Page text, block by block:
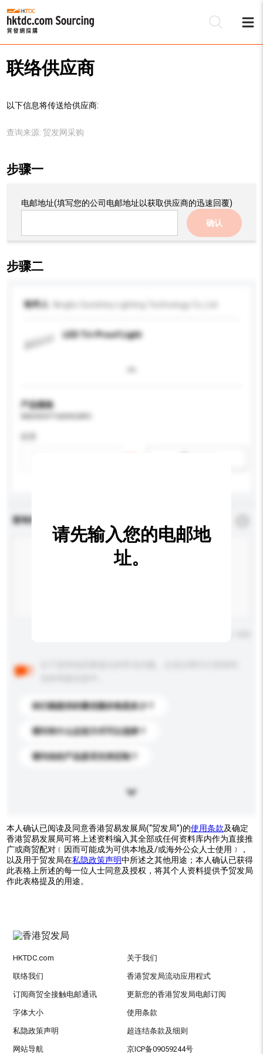
联络供应商
以下信息将传送给供应商:
查询来源: 贸发网采购
步骤一
电邮地址(填写您的公司电邮地址以获取供应商的迅速回覆)
确认
步骤二
收件人
LED Tri-Proof Light
产品规格
查询内容
你们能提供的最优惠价格是多少？
请问有什么运送方式可以选择？
请问你的产品是否支持定制？
请先输入您的电邮地
址。
本人确认已阅读及同意香港贸易发展局(“贸发局”)的使用条款及确定
香港贸易发展局可将上述资料编入其全部或任何资料库内作为直接推
广或商贸配对﹝因而可能成为可供本地及/或海外公众人士使用﹞，
以及用于贸发局在私隐政策声明中所述之其他用途；本人确认已获得
此表格上所述的每一位人士同意及授权，将其个人资料提供予贸发局
作此表格提及的用途。
HKTDC.com 关于我们
联络我们 香港贸发局流动应用程式
订阅商贸全接触电邮通讯 更新您的香港贸发局电邮订阅
字体大小 使用条款
私隐政策声明 超连结条款及细则
网站导航 京ICP备09059244号